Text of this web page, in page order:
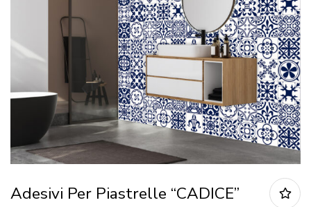
Adesivi Per Piastrelle “CADICE”